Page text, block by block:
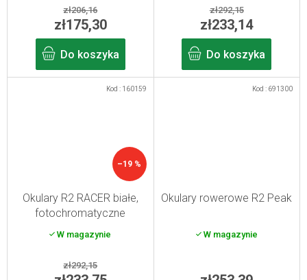
zł206,16
zł175,30
Do koszyka
zł292,15
zł233,14
Do koszyka
–19 %
Okulary R2 RACER białe,
fotochromatyczne
W magazynie
zł292,15
Kod : 160159
Okulary rowerowe R2 Peak
W magazynie
Kod : 691300